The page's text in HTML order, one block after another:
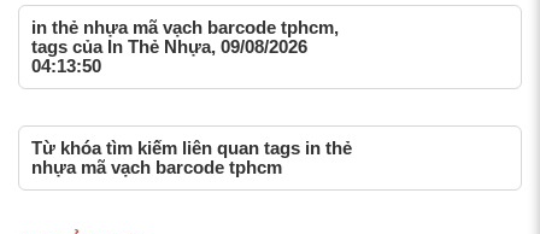
in thẻ nhựa mã vạch barcode tphcm,
tags của In Thẻ Nhựa, 09/08/2026
04:13:50
Từ khóa tìm kiếm liên quan tags in thẻ
nhựa mã vạch barcode tphcm